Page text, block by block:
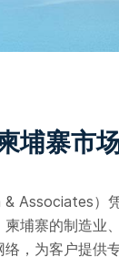
埔寨市
Associates）
埔寨的制造业
，为客户提供